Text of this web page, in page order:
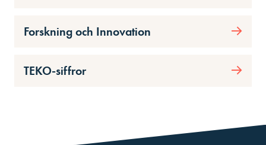
Forskning och Innovation
TEKO-siffror